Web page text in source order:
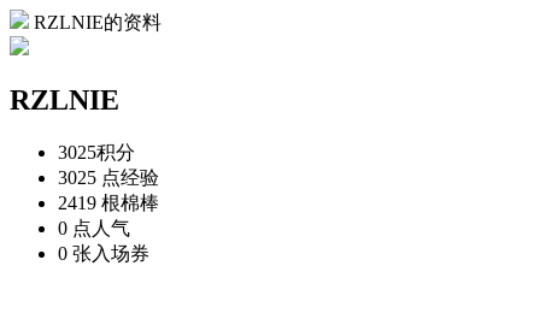
RZLNIE的资料
RZLNIE
3025积分
3025 点经验
2419 根棉棒
0 点 人气
0 张 入场券